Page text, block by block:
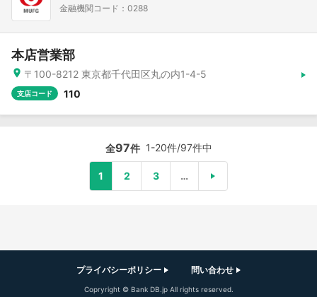
金融機関コード：0288
本店営業部
〒100-8212 東京都千代田区丸の内1-4-5
支店コード 110
全97件 1-20件/97件中
1 2 3 …
Copryright © Bank DB.jp All rights reserved.
プライバシーポリシー 問い合わせ